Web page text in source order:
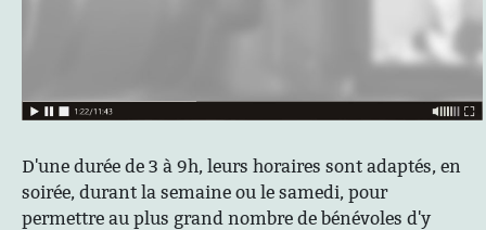
D'une durée de 3 à 9h, leurs horaires sont adaptés, en
soirée, durant la semaine ou le samedi, pour
permettre au plus grand nombre de bénévoles d'y